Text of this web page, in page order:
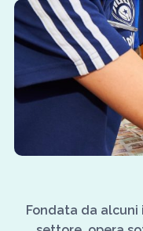
Fondata da